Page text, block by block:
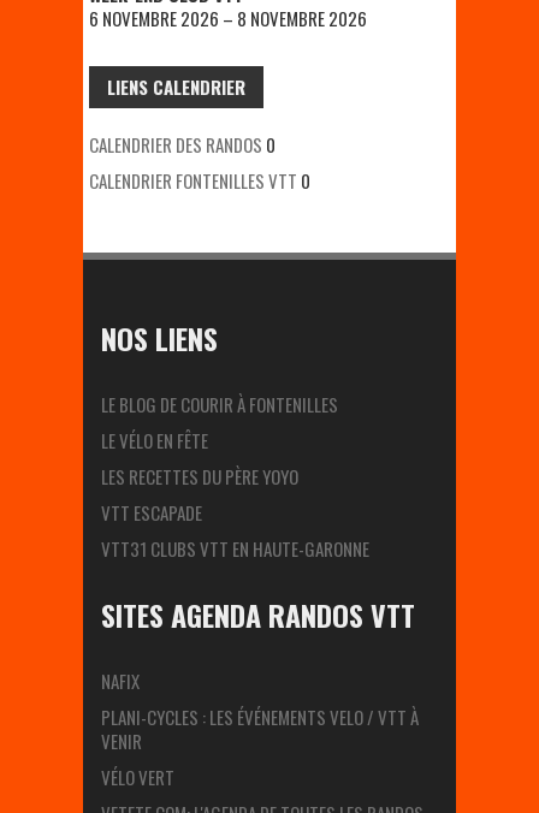
6 NOVEMBRE 2026 – 8 NOVEMBRE 2026
LIENS CALENDRIER
CALENDRIER DES RANDOS 0
CALENDRIER FONTENILLES VTT 0
NOS LIENS
LE BLOG DE COURIR À FONTENILLES
LE VÉLO EN FÊTE
LES RECETTES DU PÈRE YOYO
VTT ESCAPADE
VTT31 CLUBS VTT EN HAUTE-GARONNE
SITES AGENDA RANDOS VTT
NAFIX
PLANI-CYCLES : LES ÉVÉNEMENTS VELO / VTT À
VENIR
VÉLO VERT